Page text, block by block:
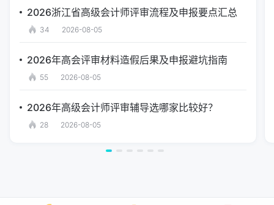
2026浙江省高级会计师评审流程及申报要点汇总
34 2026-08-05
2026年高会评审材料造假后果及申报避坑指南
55 2026-08-05
2026年高级会计师评审辅导选哪家比较好？
28 2026-08-05